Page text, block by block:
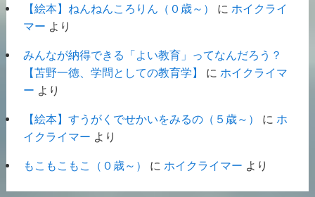
【絵本】ねんねんころりん（０歳～） に ホイクライ
マー より
みんなが納得できる「よい教育」ってなんだろう？
【苫野一徳、学問としての教育学】
に ホイクライマ
ー より
【絵本】すうがくでせかいをみるの（５歳～） に ホ
イクライマー より
もこもこもこ（０歳～） に ホイクライマー より